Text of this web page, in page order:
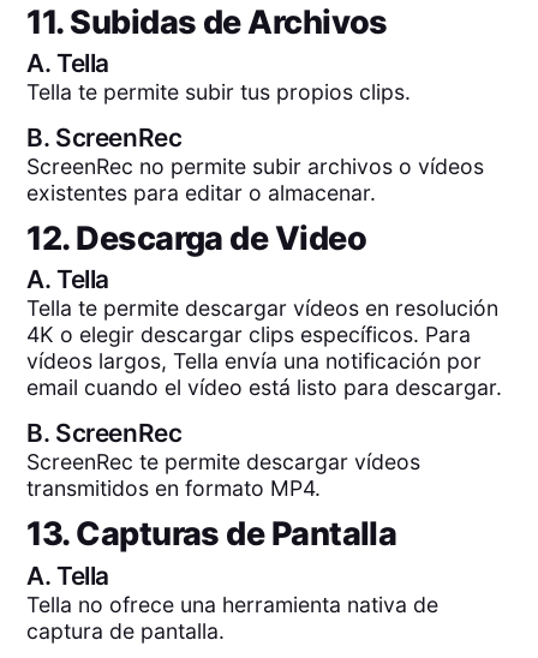
11. Subidas de Archivos
A.Tella
Tella te permite subir tus propios clips.
B. ScreenRec
ScreenRec no permite subir archivos o vídeos
existentes para editar o almacenar.
12. Descarga de Video
A.Tella
Tella te permite descargar vídeos en resolución
4K o elegir descargar clips específicos. Para
vídeos largos, Tella envía una notificación por
email cuando el vídeo está listo para descargar.
B. ScreenRec
ScreenRec te permite descargar vídeos
transmitidos en formato MP4.
13. Capturas de Pantalla
A.Tella
Tella no ofrece una herramienta nativa de
captura de pantalla.